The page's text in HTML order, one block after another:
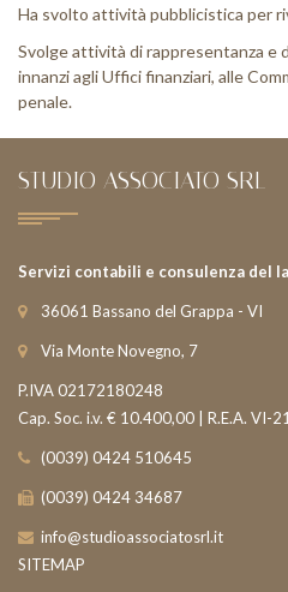
Ha svolto attività pubblicistica per
Svolge attività di rappresentanza e
innanzi agli Uffici finanziari, alle
penale.
STUDIO ASSOCIATO SRL
Servizi contabili e consulenza del
36061 Bassano del Grappa - VI
Via Monte Novegno, 7
P.IVA 02172180248
Cap. Soc. i.v. € 10.400,00 | R.E.A. VI-
(0039) 0424 510645
(0039) 0424 34687
info@studioassociatosrl.it
SITEMAP